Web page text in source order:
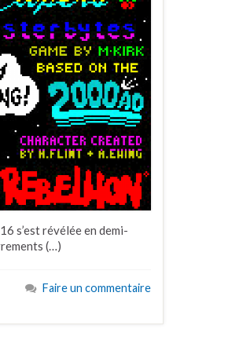
s’est révélée en demi-
(…)
Faire un commentaire